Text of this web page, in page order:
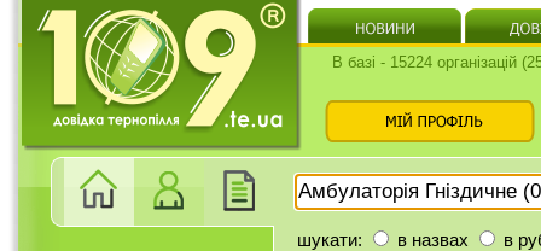
В базі - 15224 організацій
шукати: в назвах в